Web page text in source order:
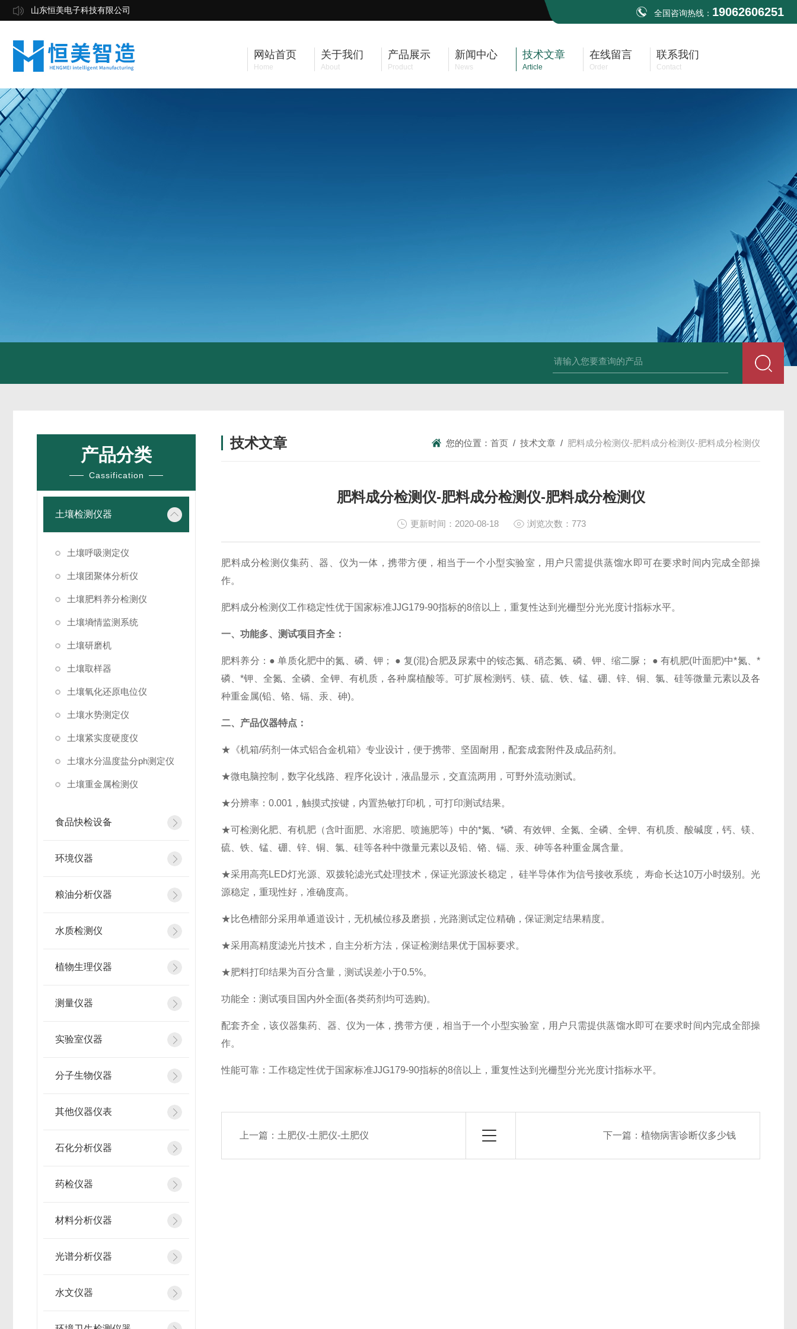
山东恒美电子科技有限公司 全国咨询热线： 19062606251
网站首页
Home
关于我们
About
产品展示
Product
新闻中心
News
技术文章
Article
在线留言
Order
联系我们
Contact
产品分类
Cassification
土壤检测仪器
土壤呼吸测定仪
土壤团聚体分析仪
土壤肥料养分检测仪
土壤墒情监测系统
土壤研磨机
土壤取样器
土壤氧化还原电位仪
土壤水势测定仪
土壤紧实度硬度仪
土壤水分温度盐分ph测定仪
土壤重金属检测仪
食品快检设备
环境仪器
粮油分析仪器
水质检测仪
植物生理仪器
测量仪器
实验室仪器
分子生物仪器
其他仪器仪表
石化分析仪器
药检仪器
材料分析仪器
光谱分析仪器
水文仪器
技术文章 您的位置： 首页 / 技术文章 / 肥料成分检测仪-肥料成分检测仪-肥料成分检测仪
肥料成分检测仪-肥料成分检测仪-肥料成分检测仪
更新时间：2020-08-18 浏览次数：773
肥料成分检测仪集药、器、仪为一体，携带方便，相当于一个小型实验室，用户只需提供蒸馏水即可在要求时间内完成全部操
作。
肥料成分检测仪工作稳定性优于国家标准JJG179-90指标的8倍以上，重复性达到光栅型分光光度计指标水平。
一、功能多、测试项目齐全：
肥料养分：● 单质化肥中的氮、磷、钾； ● 复(混)合肥及尿素中的铵态氮、硝态氮、磷、钾、缩二脲； ● 有机肥(叶面肥)中*氮、*
磷、*钾、全氮、全磷、全钾、有机质，各种腐植酸等。可扩展检测钙、镁、硫、铁、锰、硼、锌、铜、氯、硅等微量元素以及各
种重金属(铅、铬、镉、汞、砷)。
二、产品仪器特点：
★《机箱/药剂一体式铝合金机箱》专业设计，便于携带、坚固耐用，配套成套附件及成品药剂。
★微电脑控制，数字化线路、程序化设计，液晶显示，交直流两用，可野外流动测试。
★分辨率：0.001，触摸式按键，内置热敏打印机，可打印测试结果。
★可检测化肥、有机肥（含叶面肥、水溶肥、喷施肥等）中的*氮、*磷、有效钾、全氮、全磷、全钾、有机质、酸碱度，钙、镁、
硫、铁、锰、硼、锌、铜、氯、硅等各种中微量元素以及铅、铬、镉、汞、砷等各种重金属含量。
★采用高亮LED灯光源、双拨轮滤光式处理技术，保证光源波长稳定， 硅半导体作为信号接收系统， 寿命长达10万小时级别。光
源稳定，重现性好，准确度高。
★比色槽部分采用单通道设计，无机械位移及磨损，光路测试定位精确，保证测定结果精度。
★采用高精度滤光片技术，自主分析方法，保证检测结果优于国标要求。
★肥料打印结果为百分含量，测试误差小于0.5%。
功能全：测试项目国内外全面(各类药剂均可选购)。
配套齐全，该仪器集药、器、仪为一体，携带方便，相当于一个小型实验室，用户只需提供蒸馏水即可在要求时间内完成全部操
作。
性能可靠：工作稳定性优于国家标准JJG179-90指标的8倍以上，重复性达到光栅型分光光度计指标水平。
上一篇： 土肥仪-土肥仪-土肥仪 下一篇： 植物病害诊断仪多少钱